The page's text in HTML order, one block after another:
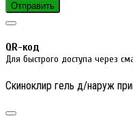
Отправить
QR-код
Для быстрого доступа через
Скиноклир гель д/наруж